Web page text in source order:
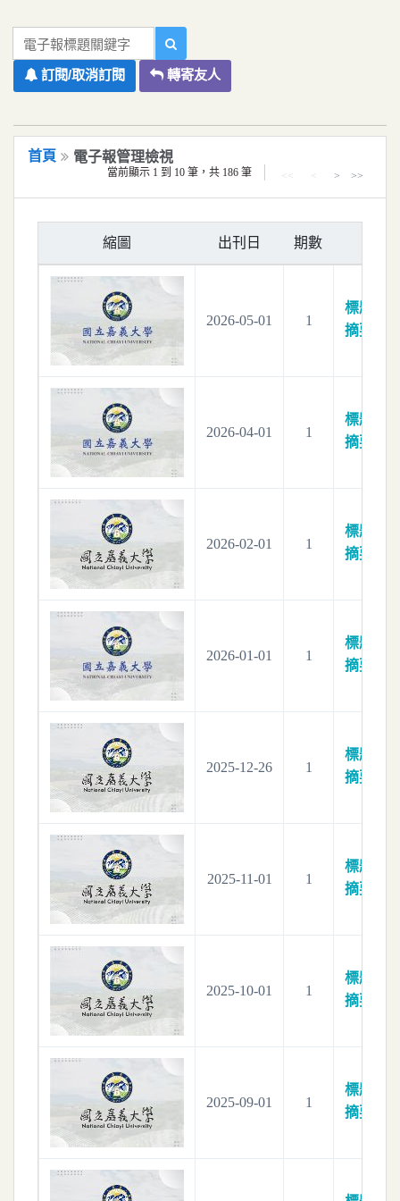
電子報標題關鍵字
訂閱/取消訂閱 轉寄友人
首頁 電子報管理檢視
<< < > >>
當前顯示 1 到 10 筆，共 186 筆
縮圖 出刊日 期數
2026-05-01 1
標題：
摘要：
2026-04-01 1
標題：
摘要：
2026-02-01 1
標題：
摘要：
2026-01-01 1
標題：
摘要：
2025-12-26 1
標題：
摘要：
2025-11-01 1
標題：
摘要：
2025-10-01 1
標題：
摘要：
2025-09-01 1
標題：
摘要：